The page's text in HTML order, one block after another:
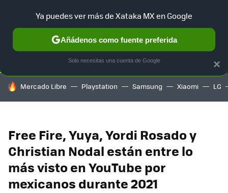
SELECCIÓN GAMING HOME AUTO TERRITORIO
HOY SE HABLA DE
Mercado Libre Playstation Samsung Xiaomi LG
Free Fire, Yuya, Yordi Rosado y
Christian Nodal están entre lo
más visto en YouTube por
mexicanos durante 2021
×
Ya puedes ver más de Xataka MX en Google
Añádenos como fuente preferida
Solo necesitas una cuenta de Google